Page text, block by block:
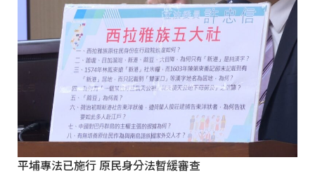
平埔專法已施行 原民身分法暫緩審查